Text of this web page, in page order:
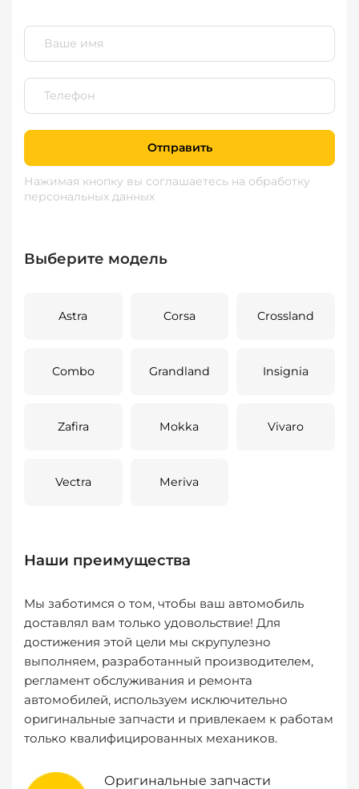
Отправить
Нажимая кнопку вы соглашаетесь на обработку
персональных данных
Выберите модель
Astra Corsa Crossland
Combo Grandland Insignia
Zafira Mokka Vivaro
Vectra Meriva
Наши преимущества
Мы заботимся о том, чтобы ваш автомобиль
доставлял вам только удовольствие! Для
достижения этой цели мы скрупулезно
выполняем, разработанный производителем,
регламент обслуживания и ремонта
автомобилей, используем исключительно
оригинальные запчасти и привлекаем к работам
только квалифицированных механиков.
Оригинальные запчасти